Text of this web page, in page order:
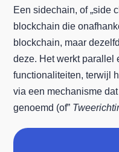
Een sidechain, of „side
blockchain die
blockchain, maar
deze. Het werkt parallel
functionaliteiten, terwijl
via een mechanisme
genoemd (of”